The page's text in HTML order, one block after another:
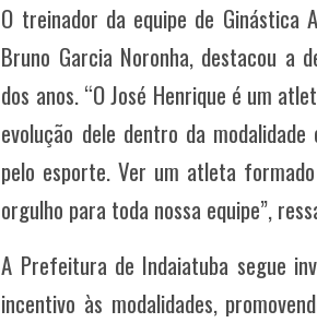
O treinador da equipe de Ginástica
Bruno Garcia Noronha, destacou
dos anos. “O José Henrique é um
evolução dele dentro da
pelo esporte. Ver um atleta
orgulho para toda nossa equipe”,
A Prefeitura de Indaiatuba segue
incentivo às modalidades,